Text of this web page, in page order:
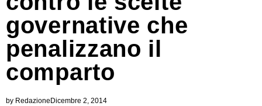
governative che
penalizzano il
comparto
by Redazione Dicembre 2, 2014